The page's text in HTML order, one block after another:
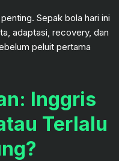
Sepak bola hari ini
adaptasi, recovery, dan
peluit pertama
Inggris
Terlalu